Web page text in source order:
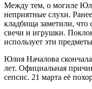
Между тем, о могиле
неприятные слухи.
кладбища заметили, что
свечи и игрушки.
использует эти
Юлия Началова
лет. Официальная
сепсис. 21 марта её